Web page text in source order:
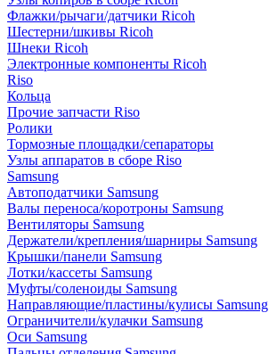
Флажки/рычаги/датчики Ricoh
Шестерни/шкивы Ricoh
Шнеки Ricoh
Электронные компоненты Ricoh
Riso
Кольца
Прочие запчасти Riso
Ролики
Тормозные площадки/сепараторы
Узлы аппаратов в сборе Riso
Samsung
Автоподатчики Samsung
Валы переноса/коротроны Samsung
Вентиляторы Samsung
Держатели/крепления/шарниры Samsung
Крышки/панели Samsung
Лотки/кассеты Samsung
Муфты/соленоиды Samsung
Направляющие/пластины/кулисы Samsung
Ограничители/кулачки Samsung
Оси Samsung